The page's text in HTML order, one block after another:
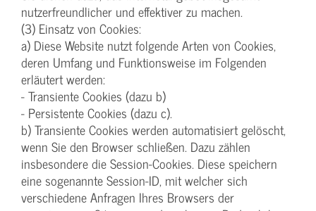
nutzerfreundlicher und effektiver zu machen.
(3) Einsatz von Cookies:
a) Diese Website nutzt folgende Arten von Cookies,
deren Umfang und Funktionsweise im Folgenden
erläutert werden:
- Transiente Cookies (dazu b)
- Persistente Cookies (dazu c).
b) Transiente Cookies werden automatisiert gelöscht,
wenn Sie den Browser schließen. Dazu zählen
insbesondere die Session-Cookies. Diese speichern
eine sogenannte Session-ID, mit welcher sich
verschiedene Anfragen Ihres Browsers der